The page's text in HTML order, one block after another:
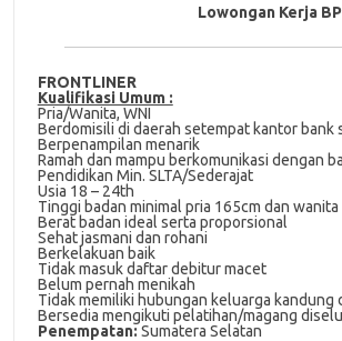
Lowongan Kerja
FRONTLINER
Kualifikasi Umum :
Pria/Wanita, WNI
Berdomisili di daerah setempat kantor bank
Berpenampilan menarik
Ramah dan mampu berkomunikasi dengan
Pendidikan Min. SLTA/Sederajat
Usia 18 – 24th
Tinggi badan minimal pria 165cm dan
Berat badan ideal serta proporsional
Sehat jasmani dan rohani
Berkelakuan baik
Tidak masuk daftar debitur macet
Belum pernah menikah
Tidak memiliki hubungan keluarga
Bersedia mengikuti pelatihan/magang
Penempatan: Sumatera Selatan